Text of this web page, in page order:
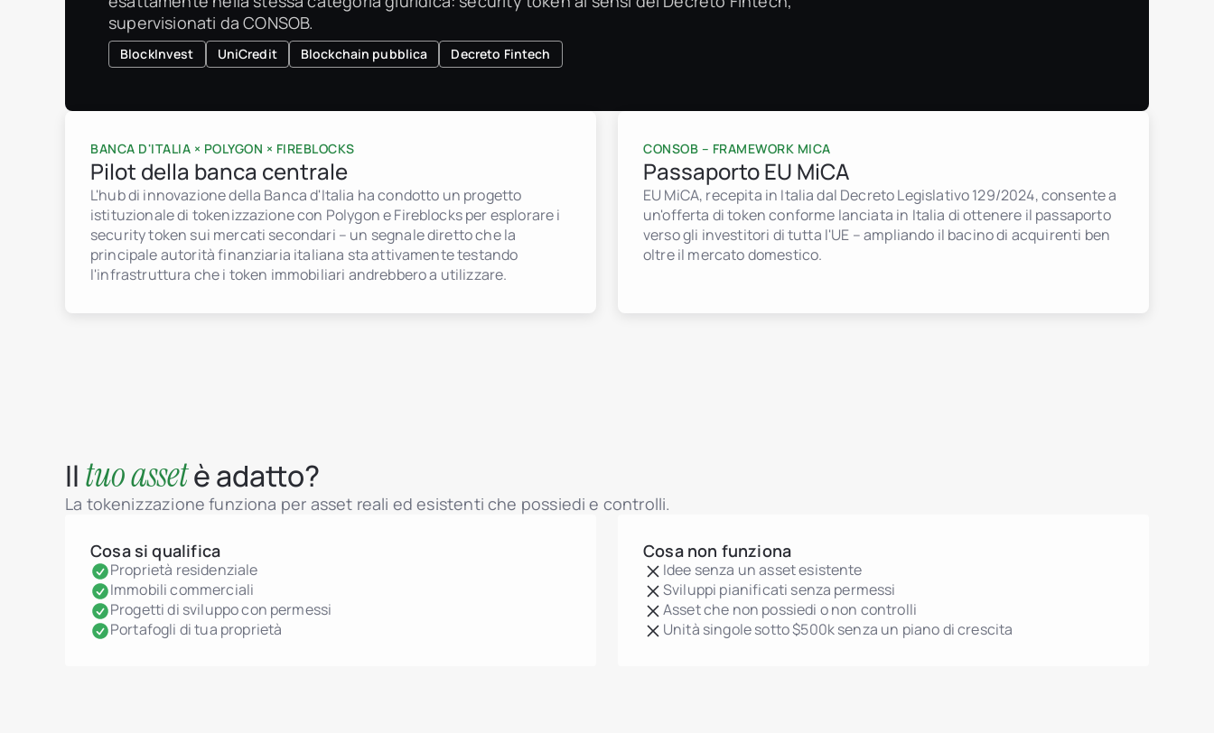
supervisionati da CONSOB.
BlockInvest UniCredit Blockchain pubblica Decreto Fintech
BANCA D'ITALIA × POLYGON × FIREBLOCKS
Pilot della banca centrale
L'hub di innovazione della Banca d'Italia ha condotto un progetto
istituzionale di tokenizzazione con Polygon e Fireblocks per esplorare i
security token sui mercati secondari – un segnale diretto che la
principale autorità finanziaria italiana sta attivamente testando
l'infrastruttura che i token immobiliari andrebbero a utilizzare.
CONSOB – FRAMEWORK MICA
Passaporto EU MiCA
EU MiCA, recepita in Italia dal Decreto Legislativo 129/2024, consente a
un'offerta di token conforme lanciata in Italia di ottenere il passaporto
verso gli investitori di tutta l'UE – ampliando il bacino di acquirenti ben
oltre il mercato domestico.
Il tuo assetè adatto?
La tokenizzazione funziona per asset reali ed esistenti che possiedi e controlli.
Cosa si qualifica
Proprietà residenziale
Immobili commerciali
Progetti di sviluppo con permessi
Portafogli di tua proprietà
Cosa non funziona
Idee senza un asset esistente
Sviluppi pianificati senza permessi
Asset che non possiedi o non controlli
Unità singole sotto $500k senza un piano di crescita